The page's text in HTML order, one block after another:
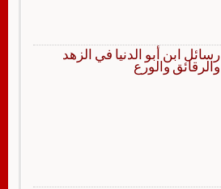
رسائل ابن أبو الدنيا في الزهد
والرقائق والورع